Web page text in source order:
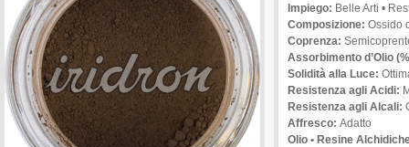
Impiego: Belle Arti •
Composizione: Ossido
Coprenza:
Assorbimento d’Olio
Solidità alla Luce:
Resistenza agli Acidi:
Resistenza agli Alcali:
Affresco: Adatto
Olio • Resine